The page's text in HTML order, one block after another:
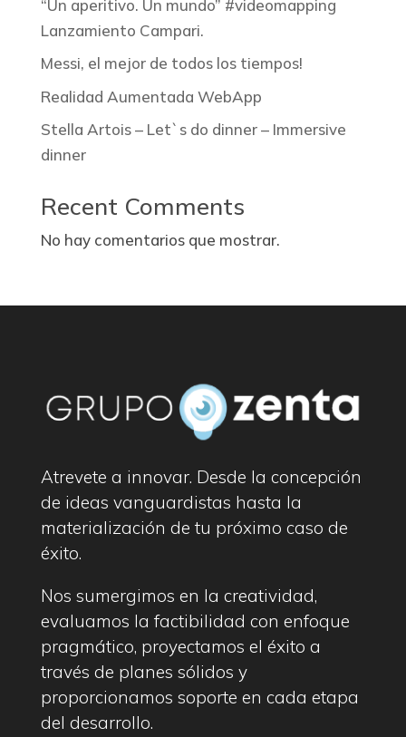
“Un aperitivo. Un mundo” #videomapping
Lanzamiento Campari.
Messi, el mejor de todos los tiempos!
Realidad Aumentada WebApp
Stella Artois – Let`s do dinner – Immersive
dinner
Recent Comments
No hay comentarios que mostrar.
Atrevete a innovar. Desde la concepción
de ideas vanguardistas hasta la
materialización de tu próximo caso de
éxito.
Nos sumergimos en la creatividad,
evaluamos la factibilidad con enfoque
pragmático, proyectamos el éxito a
través de planes sólidos y
proporcionamos soporte en cada etapa
del desarrollo.